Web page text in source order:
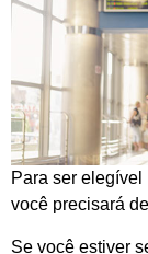
Para ser elegível
você precisará
Se você estiver